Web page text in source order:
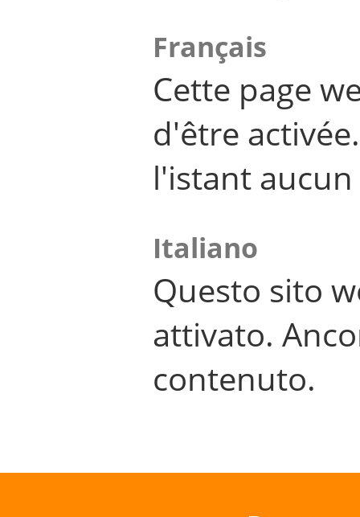
Français
Cette page
d'être
l'istant
Italiano
Questo sito
attivato.
contenuto.